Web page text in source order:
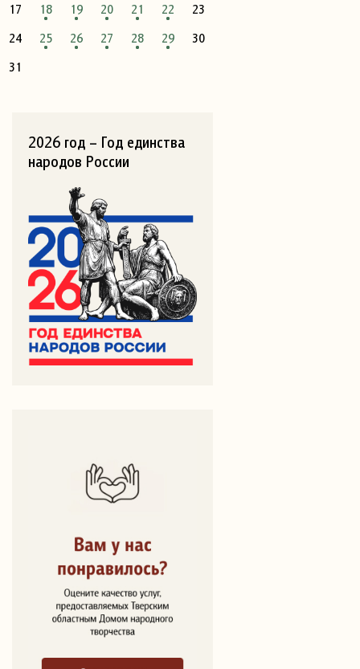
17 18 19 20 21 22
23
24
25 26 27 28 29
30
31
2026 год – Год единства
народов России